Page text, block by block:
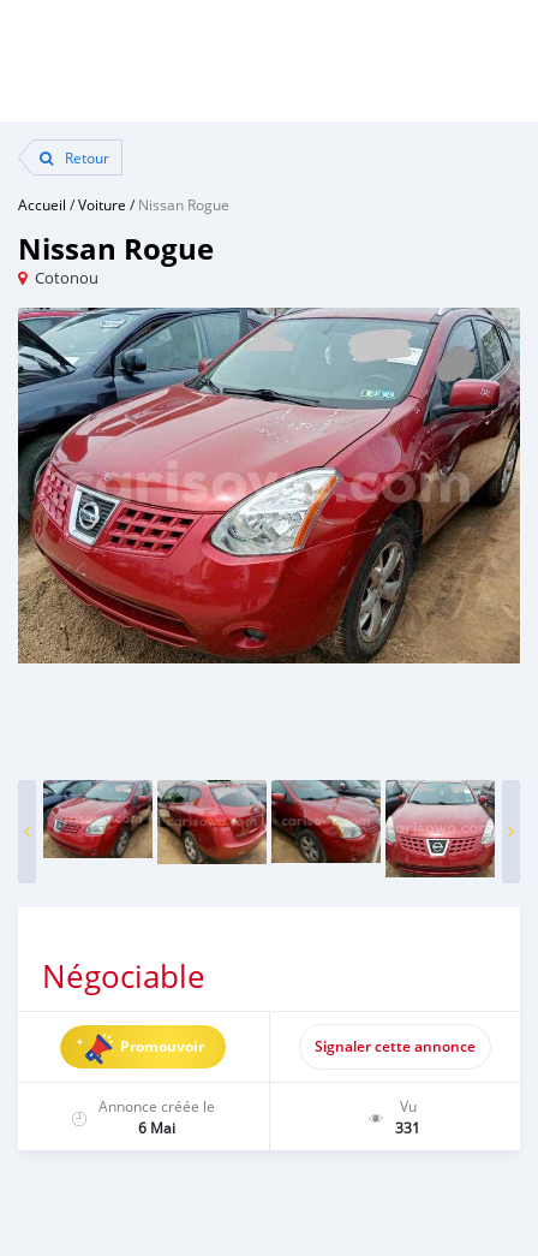
Retour
Accueil /Voiture /Nissan Rogue
Nissan Rogue
Cotonou
Négociable
Promouvoir Signaler cette annonce
Annonce créée le
6 Mai
Vu
331